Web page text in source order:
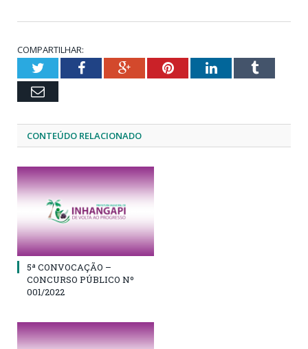
COMPARTILHAR:
TwitterFacebookGoogle+PinterestLinkedInTumblr
Email
CONTEÚDO RELACIONADO
5ª CONVOCAÇÃO –
CONCURSO PÚBLICO Nº
001/2022